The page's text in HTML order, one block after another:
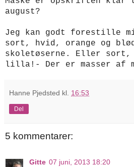
august?
Jeg kan godt forestille
sort, hvid, orange og
skoletøserne. Eller sort,
lilla!- Der er masser af
Hanne Pjedsted kl. 16:53
Del
5 kommentarer:
Gitte 07 juni, 2013 18:20